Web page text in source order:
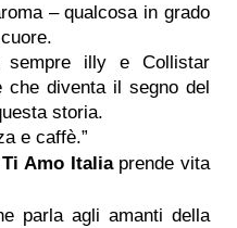
– qualcosa in grado
illy e Collistar
che diventa il segno del
storia.
e caffè.”
Ti Amo Italiaprende vita
parla agli amanti della